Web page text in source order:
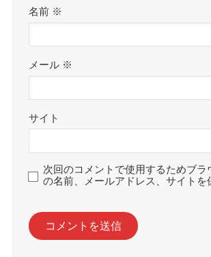
名前 ※
メール ※
サイト
次回のコメントで使用するためブラ
の名前、メールアドレス、サイトを